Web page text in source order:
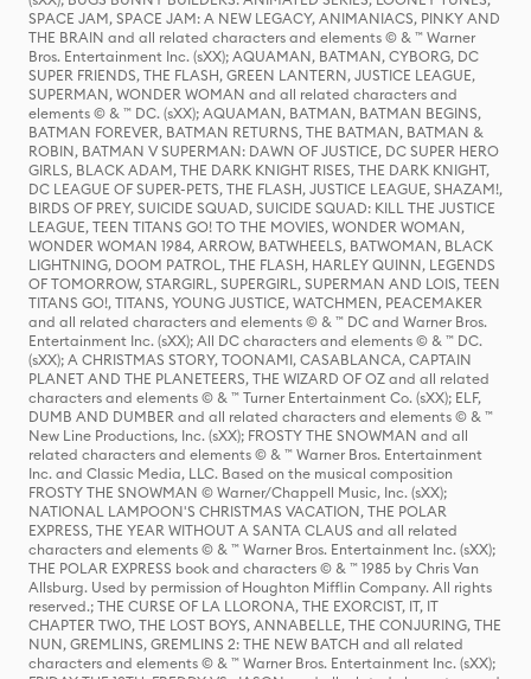
SPACE JAM, SPACE JAM: A NEW LEGACY, ANIMANIACS, PINKY AND
THE BRAIN and all related characters and elements © & ™ Warner
Bros. Entertainment Inc. (sXX); AQUAMAN, BATMAN, CYBORG, DC
SUPER FRIENDS, THE FLASH, GREEN LANTERN, JUSTICE LEAGUE,
SUPERMAN, WONDER WOMAN and all related characters and
elements © & ™ DC. (sXX); AQUAMAN, BATMAN, BATMAN BEGINS,
BATMAN FOREVER, BATMAN RETURNS, THE BATMAN, BATMAN &
ROBIN, BATMAN V SUPERMAN: DAWN OF JUSTICE, DC SUPER HERO
GIRLS, BLACK ADAM, THE DARK KNIGHT RISES, THE DARK KNIGHT,
DC LEAGUE OF SUPER-PETS, THE FLASH, JUSTICE LEAGUE, SHAZAM!,
BIRDS OF PREY, SUICIDE SQUAD, SUICIDE SQUAD: KILL THE JUSTICE
LEAGUE, TEEN TITANS GO! TO THE MOVIES, WONDER WOMAN,
WONDER WOMAN 1984, ARROW, BATWHEELS, BATWOMAN, BLACK
LIGHTNING, DOOM PATROL, THE FLASH, HARLEY QUINN, LEGENDS
OF TOMORROW, STARGIRL, SUPERGIRL, SUPERMAN AND LOIS, TEEN
TITANS GO!, TITANS, YOUNG JUSTICE, WATCHMEN, PEACEMAKER
and all related characters and elements © & ™ DC and Warner Bros.
Entertainment Inc. (sXX); All DC characters and elements © & ™ DC.
(sXX); A CHRISTMAS STORY, TOONAMI, CASABLANCA, CAPTAIN
PLANET AND THE PLANETEERS, THE WIZARD OF OZ and all related
characters and elements © & ™ Turner Entertainment Co. (sXX); ELF,
DUMB AND DUMBER and all related characters and elements © & ™
New Line Productions, Inc. (sXX); FROSTY THE SNOWMAN and all
related characters and elements © & ™ Warner Bros. Entertainment
Inc. and Classic Media, LLC. Based on the musical composition
FROSTY THE SNOWMAN © Warner/Chappell Music, Inc. (sXX);
NATIONAL LAMPOON'S CHRISTMAS VACATION, THE POLAR
EXPRESS, THE YEAR WITHOUT A SANTA CLAUS and all related
characters and elements © & ™ Warner Bros. Entertainment Inc. (sXX);
THE POLAR EXPRESS book and characters © & ™ 1985 by Chris Van
Allsburg. Used by permission of Houghton Mifflin Company. All rights
reserved.; THE CURSE OF LA LLORONA, THE EXORCIST, IT, IT
CHAPTER TWO, THE LOST BOYS, ANNABELLE, THE CONJURING, THE
NUN, GREMLINS, GREMLINS 2: THE NEW BATCH and all related
characters and elements © & ™ Warner Bros. Entertainment Inc. (sXX);